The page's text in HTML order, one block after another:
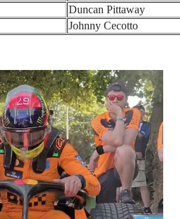
Duncan Pittaway
Johnny Cecotto